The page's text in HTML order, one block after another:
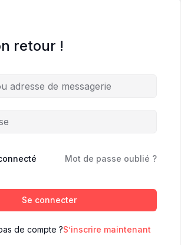
retour !
Mot de passe oublié ?
Se connecter
de compte ?S’inscrire maintenant